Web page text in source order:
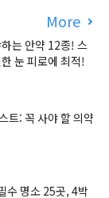
More
는 안약 12종! 스
눈 피로에 최적!
트: 꼭 사야 할 의약
수 명소 25곳, 4박